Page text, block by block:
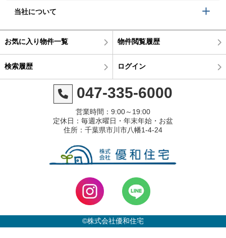
当社について
お気に入り物件一覧 物件閲覧履歴
検索履歴 ログイン
047-335-6000
営業時間：9:00～19:00
定休日：毎週水曜日・年末年始・お盆
住所：千葉県市川市八幡1-4-24
©株式会社優和住宅